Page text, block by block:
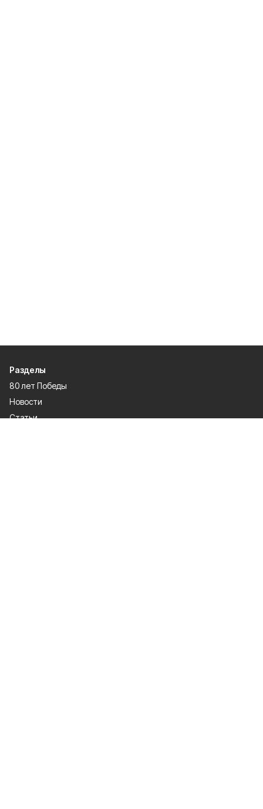
Разделы
80 лет Победы
Новости
Статьи